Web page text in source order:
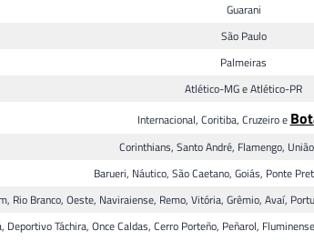
Guarani
São Paulo
Palmeiras
Atlético-MG e Atlético-PR
Internacional, Coritiba, Cruzeiro e
Corinthians, Santo André, Flamengo,
Barueri, Náutico, São Caetano, Goiás, Ponte
Rio Branco, Oeste, Naviraiense, Remo, Vitória, Grêmio, Avaí,
Deportivo Táchira, Once Caldas, Cerro Porteño, Peñarol,